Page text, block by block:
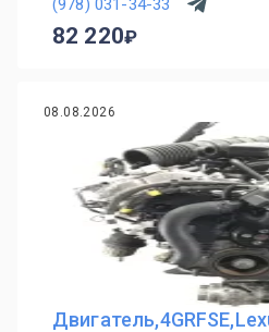
82 220
08.08.2026